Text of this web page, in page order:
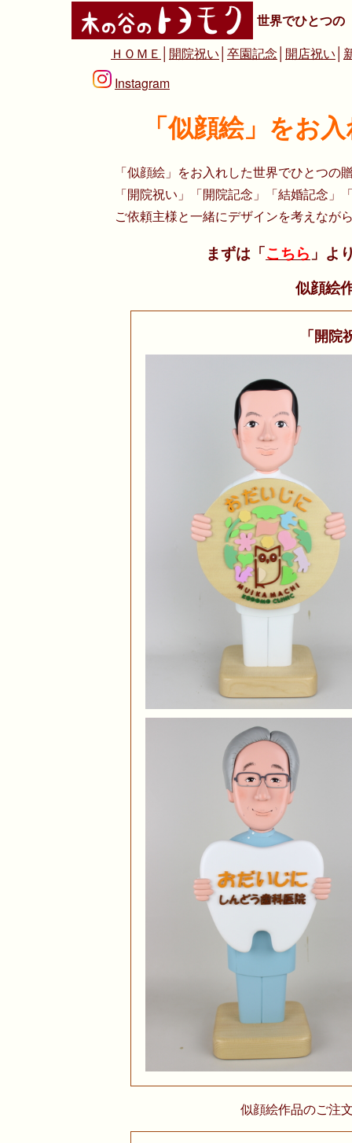
世界でひとつの
ＨＯＭＥ
開院祝い 卒園記念 開店祝い
Instagram
「似顔絵」をお
「似顔絵」をお入れした世界でひとつの
「開院祝い」「開院記念」「結婚記念
ご依頼主様と一緒にデザインを考えなが
まずは「こちら 」よ
似顔絵
「開
似顔絵作品のご注